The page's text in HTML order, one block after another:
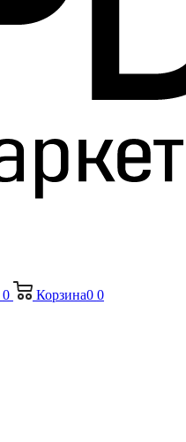
0 Корзина0 0